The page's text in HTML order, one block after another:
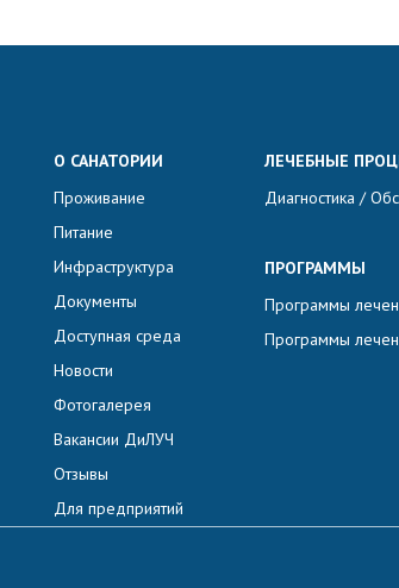
О САНАТОРИИ
Проживание
Питание
Инфраструктура
Документы
Доступная среда
Новости
Фотогалерея
Вакансии ДиЛУЧ
Отзывы
Для предприятий
ЛЕЧЕБНЫЕ
Диагностика /
ПРОГРАММЫ
Программы
Программы